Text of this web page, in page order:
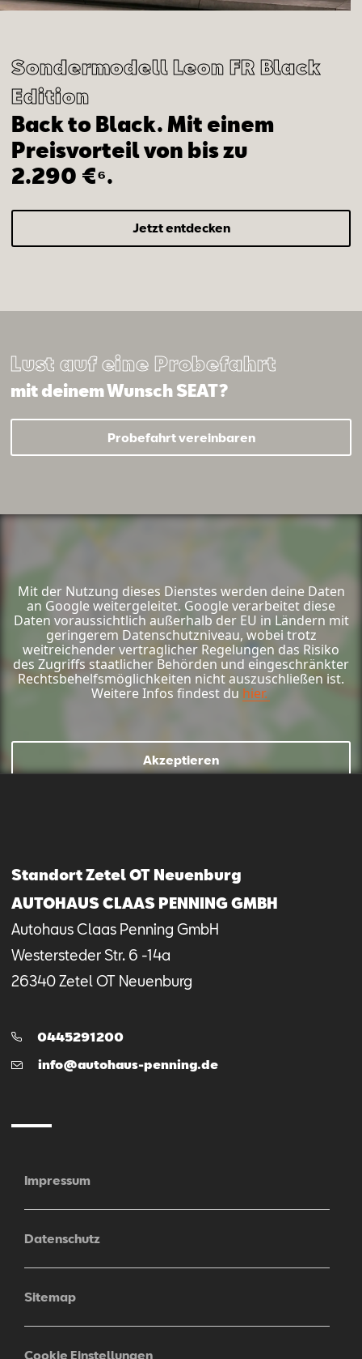
Sondermodell Leon FR Black
Edition
Back to Black. Mit einem
Preisvorteil von bis zu
2.290 €⁶.
Jetzt entdecken
Lust auf eine Probefahrt
mit deinem Wunsch SEAT?
Probefahrt vereinbaren
Mit der Nutzung dieses Dienstes werden deine Daten
an Google weitergeleitet. Google verarbeitet diese
Daten voraussichtlich außerhalb der EU in Ländern mit
geringerem Datenschutzniveau, wobei trotz
weitreichender vertraglicher Regelungen das Risiko
des Zugriffs staatlicher Behörden und eingeschränkter
Rechtsbehelfsmöglichkeiten nicht auszuschließen ist.
Weitere Infos findest du hier.
Akzeptieren
Standort Zetel OT Neuenburg
AUTOHAUS CLAAS PENNING GMBH
Autohaus Claas Penning GmbH
Westersteder Str. 6 -14a
26340Zetel OT Neuenburg
Telefon:
0445291200
E-
info@autohaus-penning.de
Impressum
Datenschutz
Sitemap
Cookie Einstellungen